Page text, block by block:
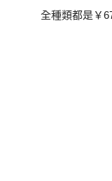
全種類都是￥